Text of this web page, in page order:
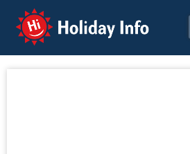
Holiday Info